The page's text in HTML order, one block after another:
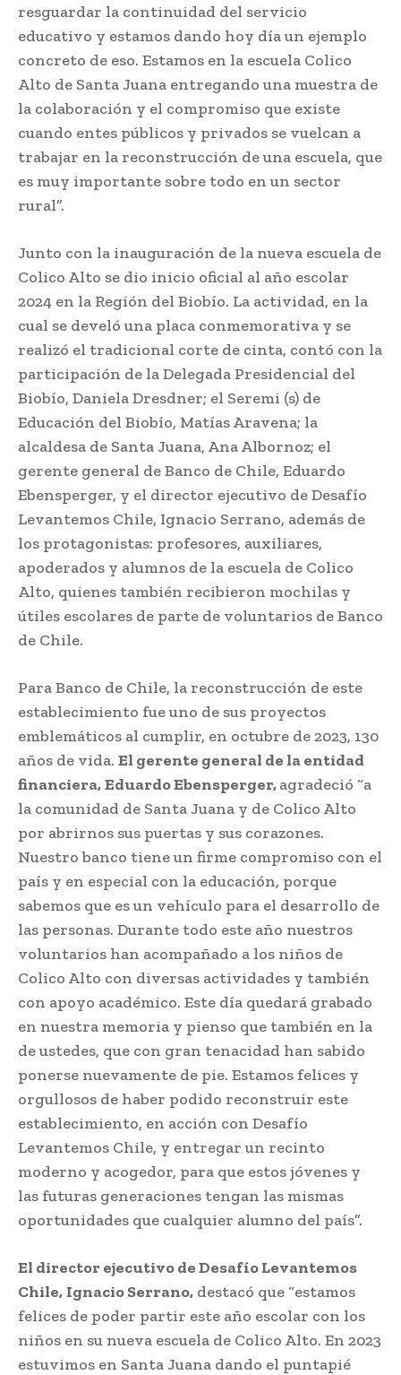
resguardar la continuidad del servicio
educativo y estamos dando hoy día un ejemplo
concreto de eso. Estamos en la escuela Colico
Alto de Santa Juana entregando una muestra de
la colaboración y el compromiso que existe
cuando entes públicos y privados se vuelcan a
trabajar en la reconstrucción de una escuela, que
es muy importante sobre todo en un sector
rural”.
Junto con la inauguración de la nueva escuela de
Colico Alto se dio inicio oficial al año escolar
2024 en la Región del Biobío. La actividad, en la
cual se develó una placa conmemorativa y se
realizó el tradicional corte de cinta, contó con la
participación de la Delegada Presidencial del
Biobío, Daniela Dresdner; el Seremi (s) de
Educación del Biobío, Matías Aravena; la
alcaldesa de Santa Juana, Ana Albornoz; el
gerente general de Banco de Chile, Eduardo
Ebensperger, y el director ejecutivo de Desafío
Levantemos Chile, Ignacio Serrano, además de
los protagonistas: profesores, auxiliares,
apoderados y alumnos de la escuela de Colico
Alto, quienes también recibieron mochilas y
útiles escolares de parte de voluntarios de Banco
de Chile.
Para Banco de Chile, la reconstrucción de este
establecimiento fue uno de sus proyectos
emblemáticos al cumplir, en octubre de 2023, 130
años de vida. El gerente general de la entidad
financiera,Eduardo Ebensperger,agradeció “a
la comunidad de Santa Juana y de Colico Alto
por abrirnos sus puertas y sus corazones.
Nuestro banco tiene un firme compromiso con el
país y en especial con la educación, porque
sabemos que es un vehículo para el desarrollo de
las personas. Durante todo este año nuestros
voluntarios han acompañado a los niños de
Colico Alto con diversas actividades y también
con apoyo académico. Este día quedará grabado
en nuestra memoria y pienso que también en la
de ustedes, que con gran tenacidad han sabido
ponerse nuevamente de pie. Estamos felices y
orgullosos de haber podido reconstruir este
establecimiento, en acción con Desafío
Levantemos Chile, y entregar un recinto
moderno y acogedor, para que estos jóvenes y
las futuras generaciones tengan las mismas
oportunidades que cualquier alumno del país”.
El director ejecutivo de Desafío Levantemos
Chile, Ignacio Serrano, destacó que “estamos
felices de poder partir este año escolar con los
niños en su nueva escuela de Colico Alto. En 2023
estuvimos en Santa Juana dando el puntapié